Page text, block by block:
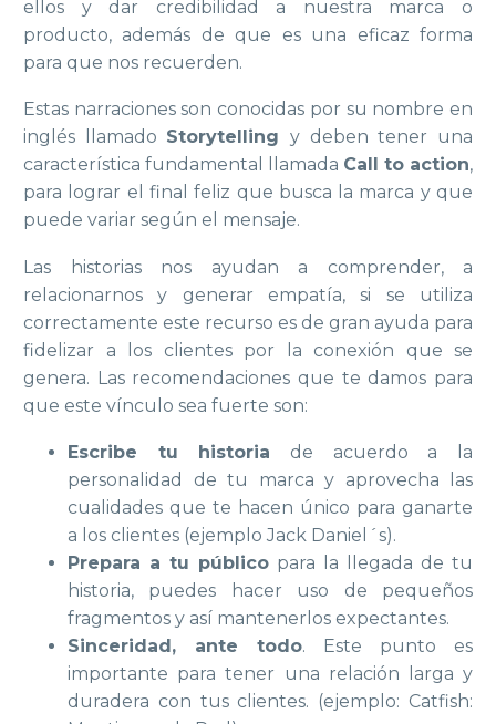
ellos y dar credibilidad a nuestra marca o
producto, además de que es una eficaz forma
para que nos recuerden.
Estas narraciones son conocidas por su nombre en
inglés llamado Storytellingy deben tener una
característica fundamental llamada Call to action,
para lograr el final feliz que busca la marca y que
puede variar según el mensaje.
Las historias nos ayudan a comprender, a
relacionarnos y generar empatía, si se utiliza
correctamente este recurso es de gran ayuda para
fidelizar a los clientes por la conexión que se
genera. Las recomendaciones que te damos para
que este vínculo sea fuerte son:
Escribe tu historia de acuerdo a la
personalidad de tu marca y aprovecha las
cualidades que te hacen único para ganarte
a los clientes (ejemplo Jack Daniel´s).
Prepara a tu público para la llegada de tu
historia, puedes hacer uso de pequeños
fragmentos y así mantenerlos expectantes.
Sinceridad , ante todo. Este punto es
importante para tener una relación larga y
duradera con tus clientes. (ejemplo: Catfish: